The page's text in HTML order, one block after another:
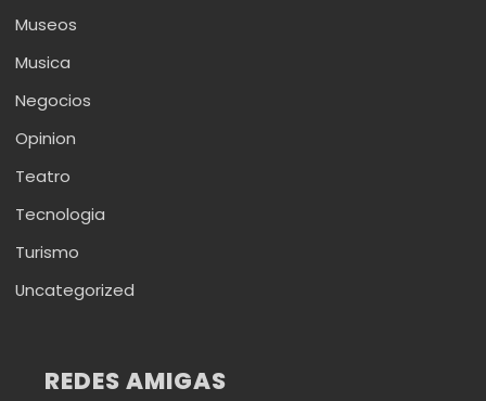
Museos
Musica
Negocios
Opinion
Teatro
Tecnologia
Turismo
Uncategorized
REDES AMIGAS